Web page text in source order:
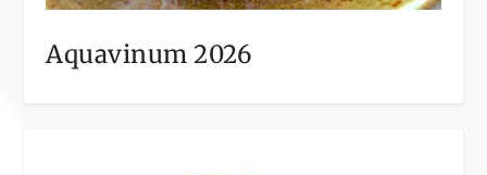
Aquavinum 2026